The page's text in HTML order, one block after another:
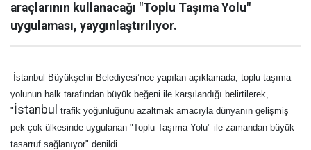
araçlarının kullanacağı "Toplu Taşıma Yolu"
uygulaması, yaygınlaştırılıyor.
İstanbul Büyükşehir Belediyesi’nce yapılan açıklamada, toplu taşıma
yolunun halk tarafından büyük beğeni ile karşılandığı belirtilerek,
"İstanbul trafik yoğunluğunu azaltmak amacıyla dünyanın gelişmiş
pek çok ülkesinde uygulanan "Toplu Taşıma Yolu" ile zamandan büyük
tasarruf sağlanıyor" denildi.